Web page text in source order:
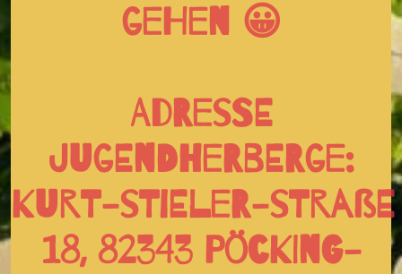
gehen 😀
Adresse
Jugendherberge:
Kurt-Stieler-Straße
18, 82343 Pöcking-